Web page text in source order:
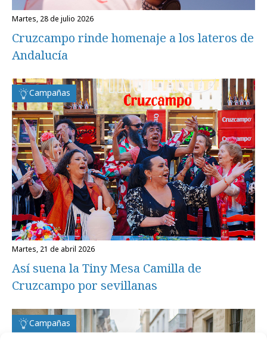
martes, 28 de julio 2026
Cruzcampo rinde homenaje a los lateros de
Andalucía
Campañas
martes, 21 de abril 2026
Así suena la Tiny Mesa Camilla de
Cruzcampo por sevillanas
Campañas